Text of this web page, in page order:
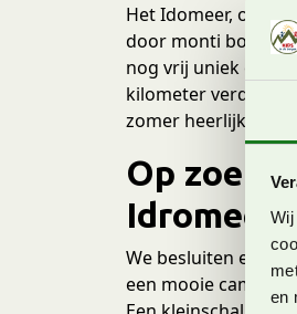
Wij
en
Het Idomeer, ook
door monti boscosi,
nog vrij uniek en
kilometer verderop
zomer heerlijk
Op zoek
Idromeer
We besluiten een
een mooie